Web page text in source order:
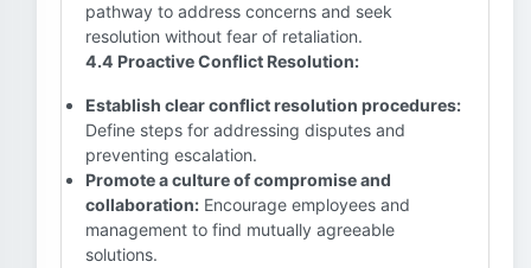
pathway to address concerns and seek
resolution without fear of retaliation.
4.4 Proactive Conflict Resolution:
Establish clear conflict resolution procedures:
Define steps for addressing disputes and
preventing escalation.
Promote a culture of compromise and
collaboration: Encourage employees and
management to find mutually agreeable
solutions.